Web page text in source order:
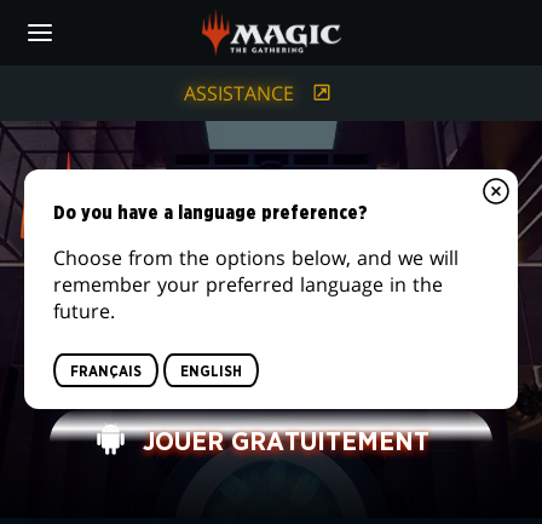
ASSISTANCE
THE
GATHERING
MOBILE.
JOUER GRATUITEMENT
Do you have a language preference?
Choose from the options below, and we will
remember your preferred language in the
future.
FRANÇAIS ENGLISH